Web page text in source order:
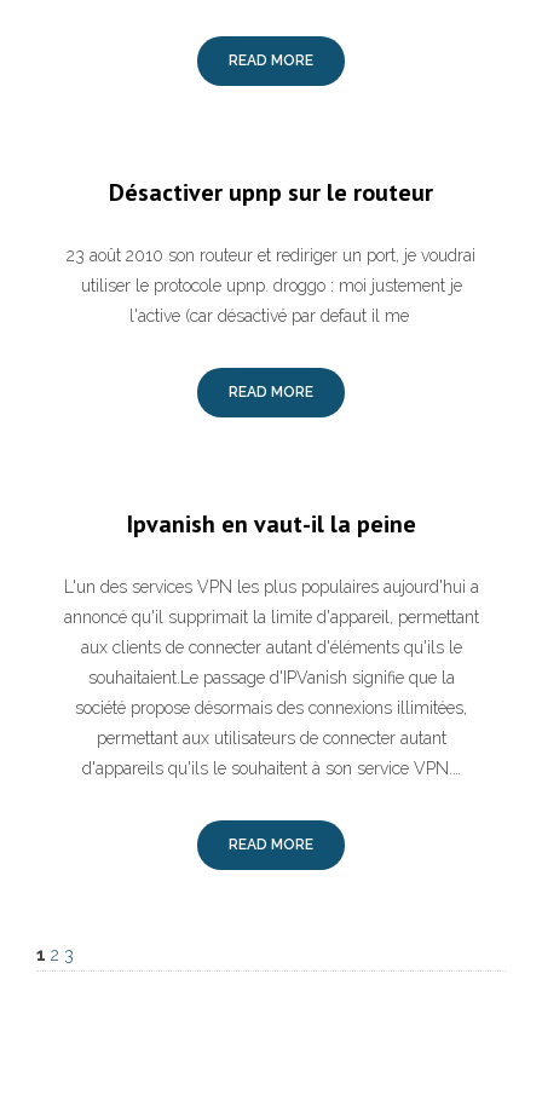
READ MORE
Désactiver upnp sur le routeur
23 août 2010 son routeur et rediriger un port, je voudrai
utiliser le protocole upnp. droggo : moi justement je
l'active (car désactivé par defaut il me
READ MORE
Ipvanish en vaut-il la peine
L'un des services VPN les plus populaires aujourd'hui a
annoncé qu'il supprimait la limite d'appareil, permettant
aux clients de connecter autant d'éléments qu'ils le
souhaitaient.Le passage d'IPVanish signifie que la
société propose désormais des connexions illimitées,
permettant aux utilisateurs de connecter autant
d'appareils qu'ils le souhaitent à son service VPN.…
READ MORE
1 2 3